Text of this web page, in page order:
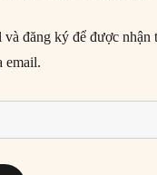
và đăng ký để được nhận
email.